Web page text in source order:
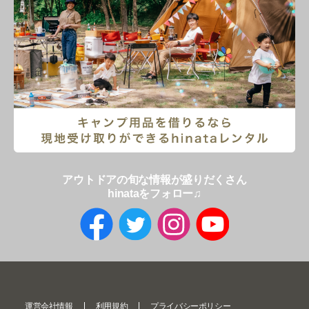
アウトドアの旬な情報が盛りだくさん
hinataをフォロー♫
運営会社情報 利用規約 プライバシーポリシー